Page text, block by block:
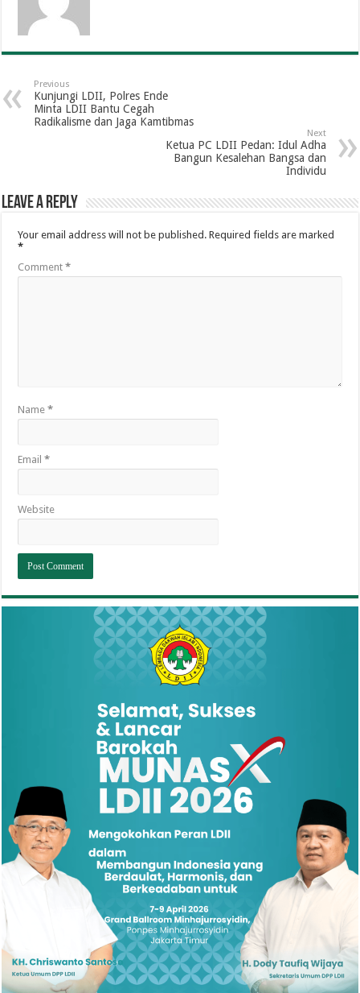
Previous
Kunjungi LDII, Polres Ende
Minta LDII Bantu Cegah
Radikalisme dan Jaga Kamtibmas
Next
Ketua PC LDII Pedan: Idul Adha
Bangun Kesalehan Bangsa dan
Individu
Leave a Reply
Your email address will not be published. Required fields are marked
*
Comment*
Name*
Email*
Website